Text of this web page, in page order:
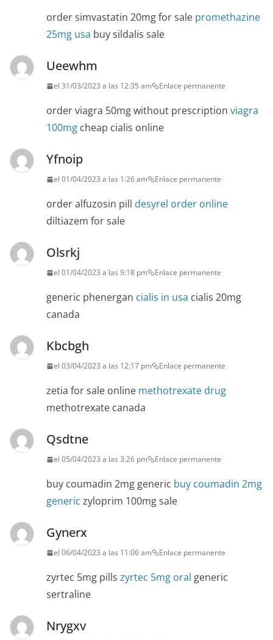
order simvastatin 20mg for sale promethazine
25mg usa buy sildalis sale
Ueewhm
el 31/03/2023 a las 12:35 am Enlace permanente
order viagra 50mg without prescription viagra
100mg cheap cialis online
Yfnoip
el 01/04/2023 a las 1:26 am Enlace permanente
order alfuzosin pill desyrel order online
diltiazem for sale
Olsrkj
el 01/04/2023 a las 9:18 pm Enlace permanente
generic phenergan cialis in usa cialis 20mg
canada
Kbcbgh
el 03/04/2023 a las 12:17 pm Enlace permanente
zetia for sale online methotrexate drug
methotrexate canada
Qsdtne
el 05/04/2023 a las 3:26 pm Enlace permanente
buy coumadin 2mg generic buy coumadin 2mg
generic zyloprim 100mg sale
Gynerx
el 06/04/2023 a las 11:06 am Enlace permanente
zyrtec 5mg pills zyrtec 5mg oral generic
sertraline
Nrygxv